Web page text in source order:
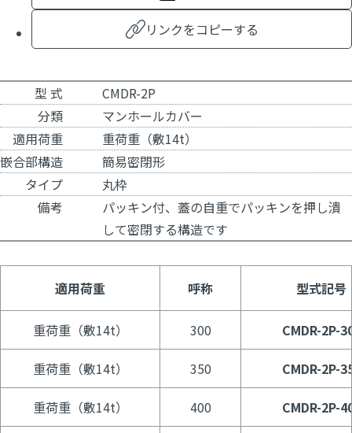
リンクをコピーする
型 式
CMDR-2P
分類
マンホールカバー
適用荷重
重荷重（敷14t）
嵌合部構造
簡易密閉形
タイプ
丸枠
備考
パッキン付、蓋の自重でパッキンを押し潰
して密閉する構造です
適用荷重 呼称 型式記号
重荷重（敷14t） 300 CMDR-2P-
重荷重（敷14t） 350 CMDR-2P-
重荷重（敷14t） 400 CMDR-2P-